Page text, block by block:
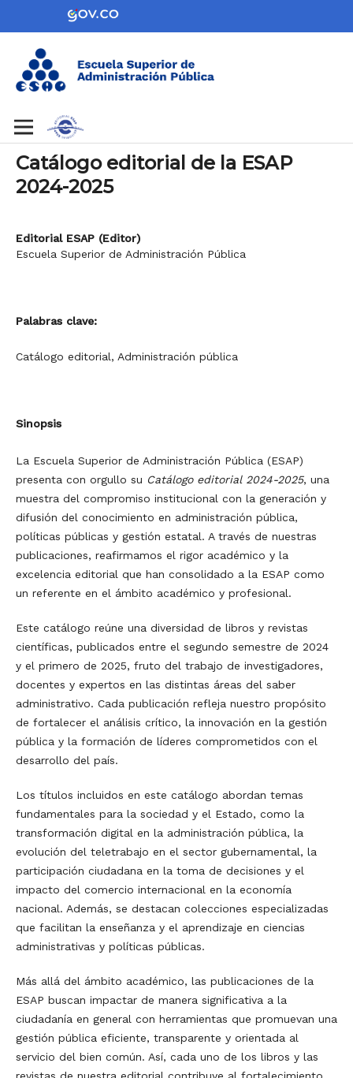
Catálogo editorial de la ESAP
2024-2025
Editorial ESAP (Editor)
Escuela Superior de Administración Pública
Palabras clave:
Catálogo editorial, Administración pública
Sinopsis
La Escuela Superior de Administración Pública (ESAP)
presenta con orgullo su Catálogo editorial 2024-2025, una
muestra del compromiso institucional con la generación y
difusión del conocimiento en administración pública,
políticas públicas y gestión estatal. A través de nuestras
publicaciones, reafirmamos el rigor académico y la
excelencia editorial que han consolidado a la ESAP como
un referente en el ámbito académico y profesional.
Este catálogo reúne una diversidad de libros y revistas
científicas, publicados entre el segundo semestre de 2024
y el primero de 2025, fruto del trabajo de investigadores,
docentes y expertos en las distintas áreas del saber
administrativo. Cada publicación refleja nuestro propósito
de fortalecer el análisis crítico, la innovación en la gestión
pública y la formación de líderes comprometidos con el
desarrollo del país.
Los títulos incluidos en este catálogo abordan temas
fundamentales para la sociedad y el Estado, como la
transformación digital en la administración pública, la
evolución del teletrabajo en el sector gubernamental, la
participación ciudadana en la toma de decisiones y el
impacto del comercio internacional en la economía
nacional. Además, se destacan colecciones especializadas
que facilitan la enseñanza y el aprendizaje en ciencias
administrativas y políticas públicas.
Más allá del ámbito académico, las publicaciones de la
ESAP buscan impactar de manera significativa a la
ciudadanía en general con herramientas que promuevan una
gestión pública eficiente, transparente y orientada al
servicio del bien común. Así, cada uno de los libros y las